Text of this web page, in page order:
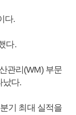
다.
다.
관리(WM) 부문
났다.
기 최대 실적을